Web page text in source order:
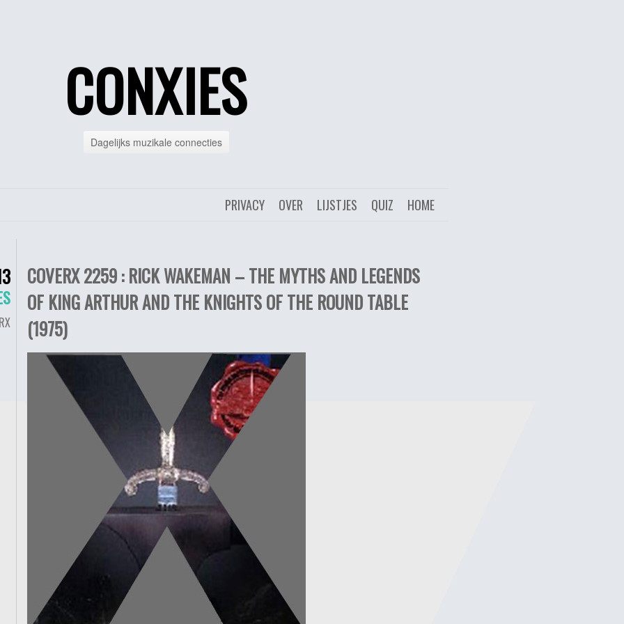
CONXIES
Dagelijks muzikale connecties
HOME
QUIZ
LIJSTJES
OVER
PRIVACY
COVERX 2259 : RICK WAKEMAN – THE MYTHS AND LEGENDS
OF KING ARTHUR AND THE KNIGHTS OF THE ROUND TABLE
(1975)